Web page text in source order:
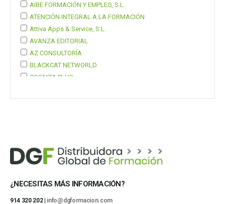
AIBE FORMACIÓN Y EMPLEO, S.L.
ATENCIÓN INTEGRAL A LA FORMACIÓN
Attiva Apps & Service, S.L.
AVANZA EDITORIAL
AZ CONSULTORÍA
BLACKCAT NETWORLD
COGNITA PLUS
Mostrar 37 más
¿NECESITAS MÁS INFORMACIÓN?
914 320 202 | info@dgformacion.com